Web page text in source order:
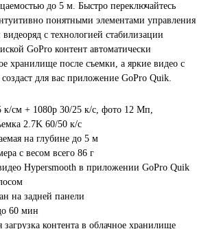
до 5 м. Быстро переключайтесь
понятными элементами управления
с технологией стабилизации
GoPro контент автоматически
хранилище после съемки, а яркие видео с
для вас приложение GoPro Quik.
к/см + 1080p 30/25 к/с, фото 12 Мп,
2.7K 60/50 к/с
на глубине до 5 м
с весом всего 86 г
Hypersmooth в приложении GoPro Quik
на задней панели
60 мин
загрузка контента в облачное хранилище